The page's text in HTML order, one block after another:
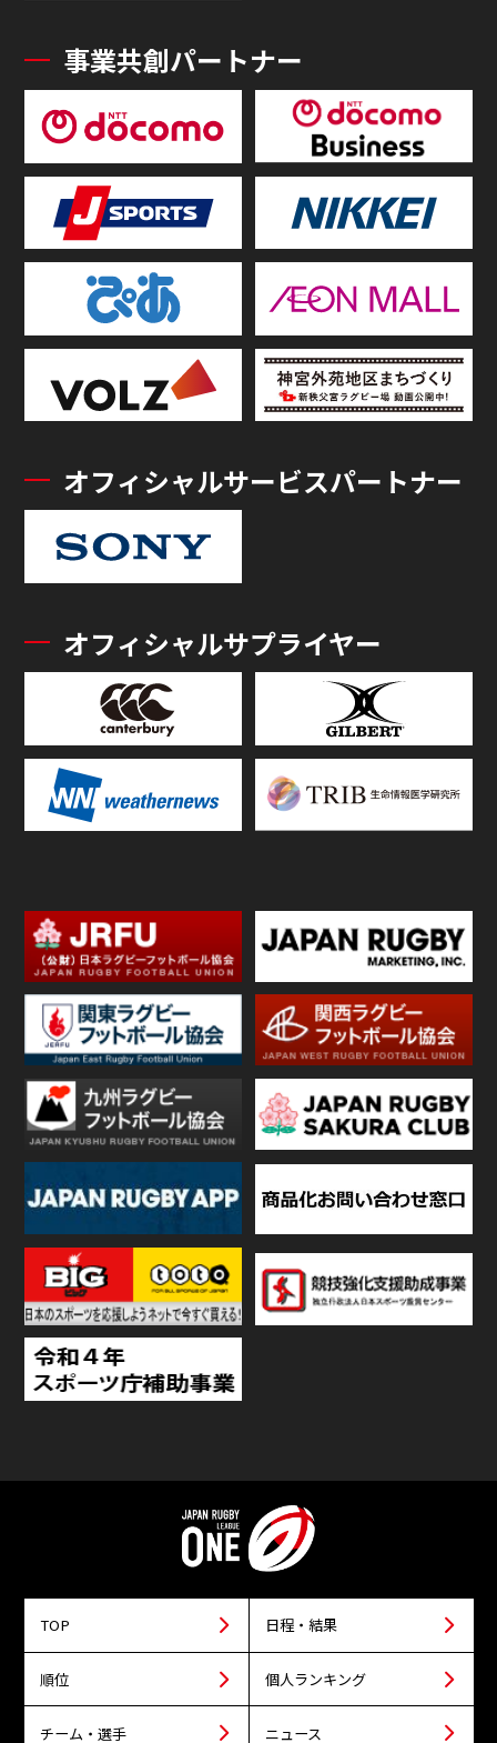
事業共創パートナー
オフィシャルサービスパートナー
オフィシャルサプライヤー
TOP 日程・結果
順位 個人ランキング
チーム・選手 ニュース